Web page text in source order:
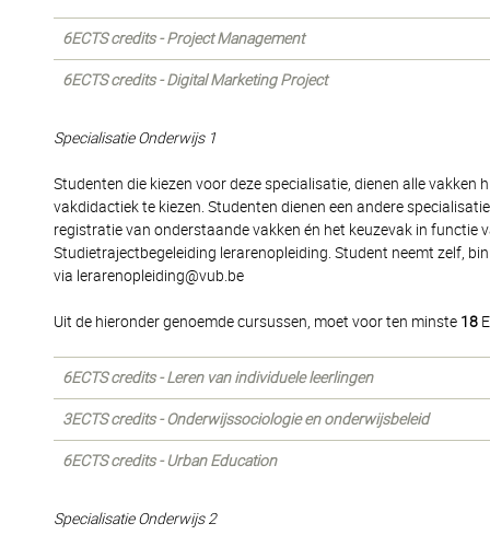
6ECTS credits - Project Management
6ECTS credits - Digital Marketing Project
Specialisatie Onderwijs 1
Studenten die kiezen voor deze specialisatie, dienen alle
vakdidactiek te kiezen. Studenten dienen een andere
registratie van onderstaande vakken én het keuzevak in
Studietrajectbegeleiding lerarenopleiding. Student neemt zelf,
via lerarenopleiding@vub.be
Uit de hieronder genoemde cursussen, moet voor ten minste 18
6ECTS credits - Leren van individuele leerlingen
3ECTS credits - Onderwijssociologie en onderwijsbeleid
6ECTS credits - Urban Education
Specialisatie Onderwijs 2